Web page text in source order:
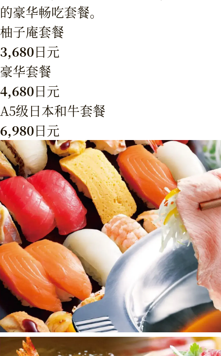
的豪华畅吃套餐。
柚子庵套餐
3,680日元
豪华套餐
4,680日元
A5级日本和牛套餐
6,980日元